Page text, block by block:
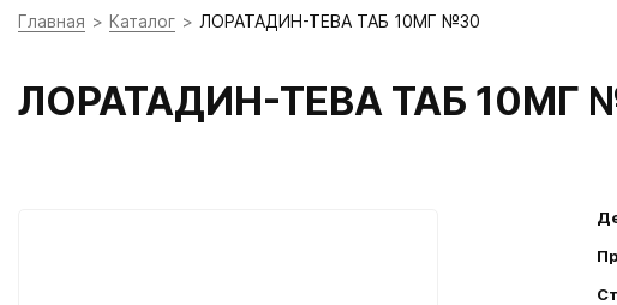
Главная Каталог ЛОРАТАДИН-ТЕВА ТАБ 10МГ №30
ЛОРАТАДИН-ТЕВА ТАБ 10МГ